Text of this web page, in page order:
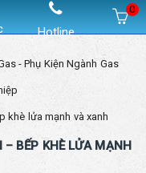
Hotline
0
- Phụ Kiện Ngành Gas
khè lửa mạnh và xanh
– BẾP KHÈ LỬA MẠNH